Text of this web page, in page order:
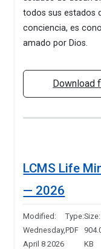
todos sus estados
conciencia, es
amado por Dios.
Download
LCMS Life
— 2026
Modified:
Wednesday,
April 8 2026
Type:
PDF
Size:
KB